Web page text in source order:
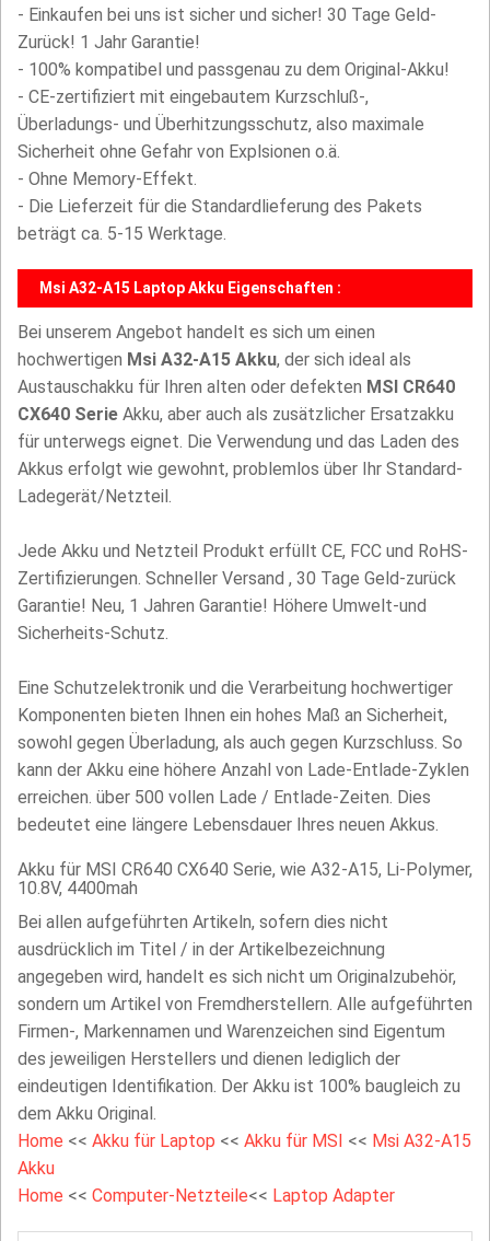
- Einkaufen bei uns ist sicher und sicher! 30 Tage Geld-
Zurück! 1 Jahr Garantie!
- 100% kompatibel und passgenau zu dem Original-Akku!
- CE-zertifiziert mit eingebautem Kurzschluß-,
Überladungs- und Überhitzungsschutz, also maximale
Sicherheit ohne Gefahr von Explsionen o.ä.
- Ohne Memory-Effekt.
- Die Lieferzeit für die Standardlieferung des Pakets
beträgt ca. 5-15 Werktage.
Msi A32-A15 Laptop Akku Eigenschaften :
Bei unserem Angebot handelt es sich um einen
hochwertigen Msi A32-A15 Akku, der sich ideal als
Austauschakku für Ihren alten oder defekten MSI CR640
CX640 Serie Akku, aber auch als zusätzlicher Ersatzakku
für unterwegs eignet. Die Verwendung und das Laden des
Akkus erfolgt wie gewohnt, problemlos über Ihr Standard-
Ladegerät/Netzteil.
Jede Akku und Netzteil Produkt erfüllt CE, FCC und RoHS-
Zertifizierungen. Schneller Versand , 30 Tage Geld-zurück
Garantie! Neu, 1 Jahren Garantie! Höhere Umwelt-und
Sicherheits-Schutz.
Eine Schutzelektronik und die Verarbeitung hochwertiger
Komponenten bieten Ihnen ein hohes Maß an Sicherheit,
sowohl gegen Überladung, als auch gegen Kurzschluss. So
kann der Akku eine höhere Anzahl von Lade-Entlade-Zyklen
erreichen. über 500 vollen Lade / Entlade-Zeiten. Dies
bedeutet eine längere Lebensdauer Ihres neuen Akkus.
Akku für MSI CR640 CX640 Serie, wie A32-A15, Li-Polymer,
10.8V, 4400mah
Bei allen aufgeführten Artikeln, sofern dies nicht
ausdrücklich im Titel / in der Artikelbezeichnung
angegeben wird, handelt es sich nicht um Originalzubehör,
sondern um Artikel von Fremdherstellern. Alle aufgeführten
Firmen-, Markennamen und Warenzeichen sind Eigentum
des jeweiligen Herstellers und dienen lediglich der
eindeutigen Identifikation. Der Akku ist 100% baugleich zu
dem Akku Original.
Home << Akku für Laptop << Akku für MSI << Msi A32-A15
Akku
Home << Computer-Netzteile<< Laptop Adapter